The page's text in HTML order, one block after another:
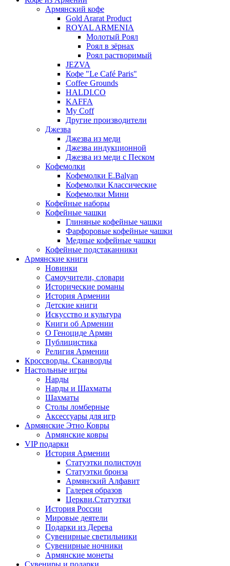
Армянский кофе
Gold Ararat Product
ROYAL ARMENIA
Молотый Роял
Роял в зёрнах
Роял растворимый
JEZVA
Кофе "Le Café Paris"
Coffee Grounds
HALDI.CO
KAFFA
My Coff
Другие производители
Джезва
Джезва из меди
Джезва индукционной
Джезва из меди с Песком
Кофемолки
Кофемолки E.Balyan
Кофемолки Классические
Кофемолки Мини
Кофейные наборы
Кофейные чашки
Глиняные кофейные чашки
Фарфоровые кофейные чашки
Медные кофейные чашки
Кофейные подстаканники
Армянские книги
Новинки
Самоучители, словари
Исторические романы
История Армении
Детские книги
Иcкусство и культура
Книги об Армении
О Геноциде Армян
Публицистика
Религия Армении
Кроссворды. Сканворды
Настольные игры
Нарды
Нарды и Шахматы
Шахматы
Столы ломберные
Аксессуары для игр
Армянские Этно Ковры
Армянские ковры
VIP подарки
История Армении
Статуэтки полистоун
Статуэтки бронза
Армянский Алфавит
Галерея образов
Церкви.Статуэтки
История России
Мировые деятели
Подарки из Дерева
Сувенирные светильники
Сувенирные ночники
Армянские монеты
Сувениры и подарки